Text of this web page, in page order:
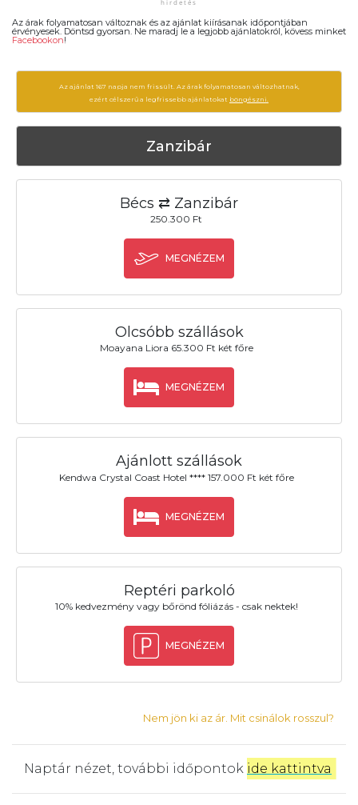
Az árak folyamatosan változnak és az ajánlat kiírásanak időpontjában
érvényesek. Döntsd gyorsan. Ne maradj le a legjobb ajánlatokról, kövess minket
Facebookon!
Az ajánlat 167 napja nem frissült. Az árak folyamatosan változhatnak,
ezért célszerű a legfrissebb ajánlatokat böngészni.
Zanzibár
Bécs ⇄ Zanzibár
250.300 Ft
MEGNÉZEM
Olcsóbb szállások
Moayana Liora 65.300 Ft két főre
MEGNÉZEM
Ajánlott szállások
Kendwa Crystal Coast Hotel **** 157.000 Ft két főre
MEGNÉZEM
Reptéri parkoló
10% kedvezmény vagy bőrönd fóliázás - csak nektek!
MEGNÉZEM
Nem jön ki az ár. Mit csinálok rosszul?
Naptár nézet, további időpontok ide kattintva